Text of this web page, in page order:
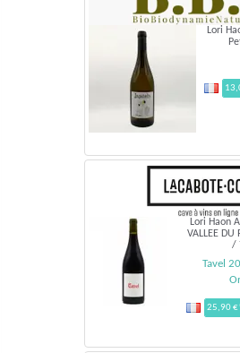
Lori
Lori Haon
VALLEE DU
/
Tavel
25,90